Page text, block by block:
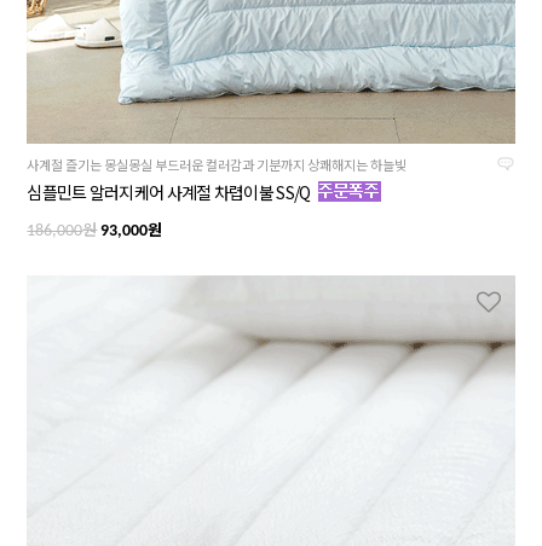
사계절 즐기는 몽실몽실 부드러운 컬러감과 기분까지 상쾌해지는 하늘빛
심플민트 알러지케어 사계절 차렵이불 SS/Q
186,000원93,000원